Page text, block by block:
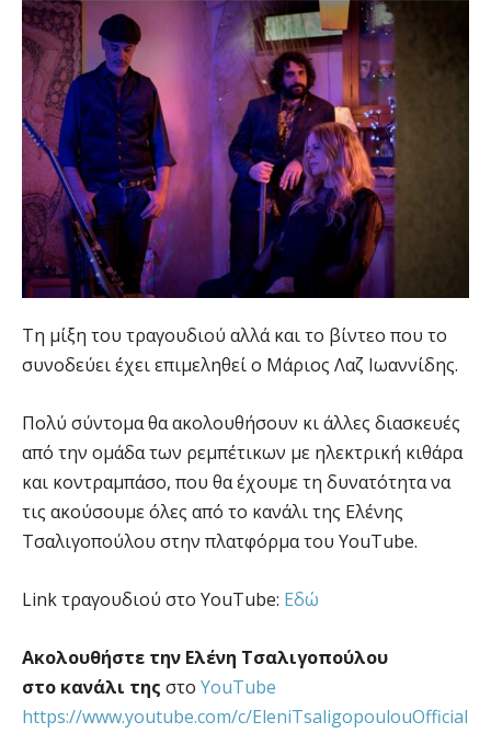
Τη μίξη του τραγουδιού αλλά και το βίντεο που το
συνοδεύει έχει επιμεληθεί ο Μάριος Λαζ Ιωαννίδης.
Πολύ σύντομα θα ακολουθήσουν κι άλλες διασκευές
από την ομάδα των ρεμπέτικων με ηλεκτρική κιθάρα
και κοντραμπάσο, που θα έχουμε τη δυνατότητα να
τις ακούσουμε όλες από το κανάλι της Ελένης
Τσαλιγοπούλου στην πλατφόρμα του YouTube.
Link τραγουδιού στο YouTube: Εδώ
Ακολουθήστε την Ελένη Τσαλιγοπούλου
στο κανάλι της στο YouTube
https://www.youtube.com/c/EleniTsaligopoulouOfficial